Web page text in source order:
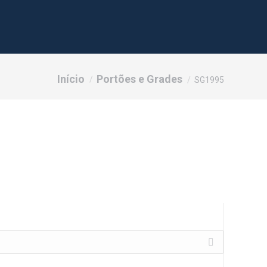
Você está aqui:
Início Portões e Grades SG1995